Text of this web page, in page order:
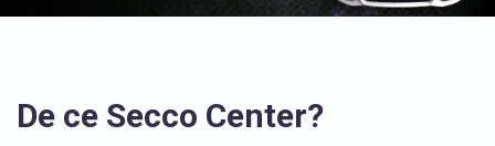
De ce Secco Center?